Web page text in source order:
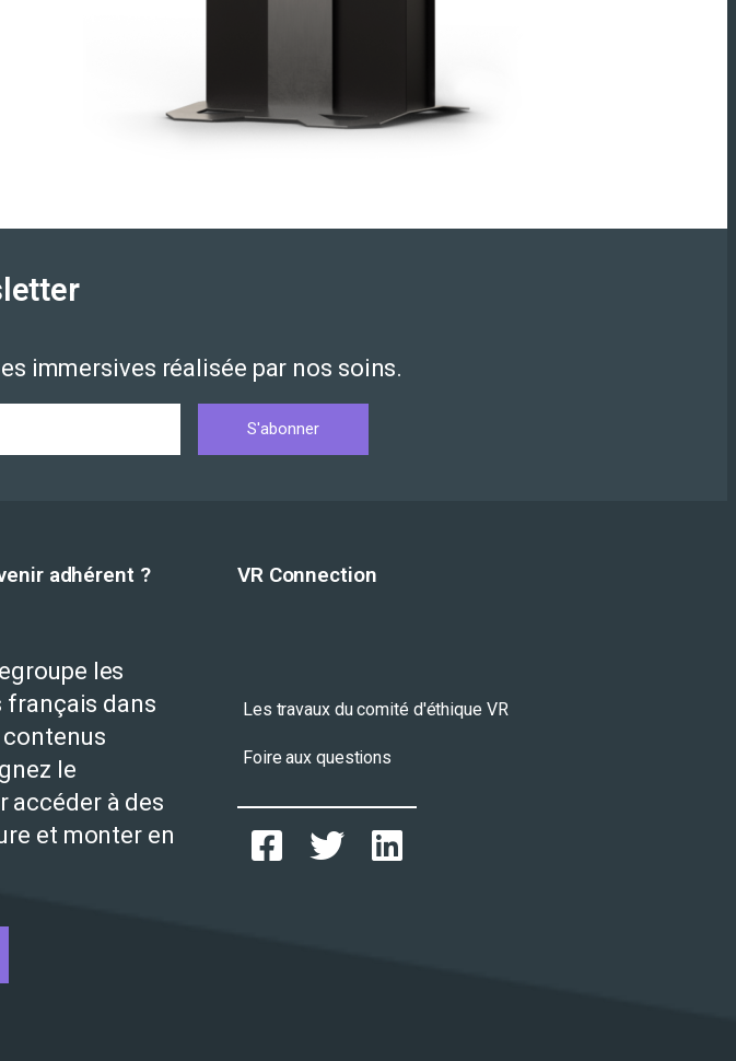
immersives réalisée par nos soins.
S'abonner
adhérent ?
les
français dans
le
accéder à des
et monter en
VR Connection
Les travaux du comité d'éthique VR
Foire aux questions